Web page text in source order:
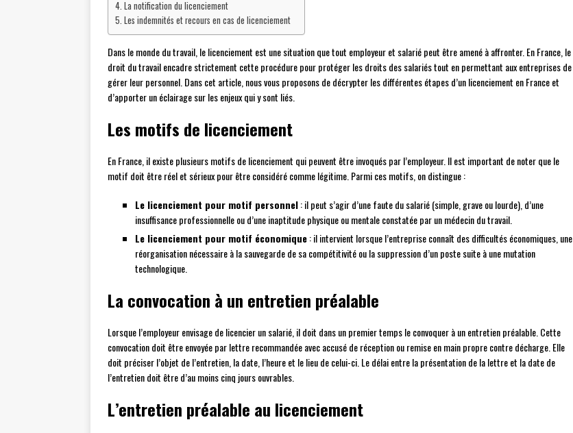
La notification du licenciement
Les indemnités et recours en cas de licenciement
Dans le monde du travail, le licenciement est une situation que tout employeur et salarié peut être amené à affronter. En France, le
droit du travail encadre strictement cette procédure pour protéger les droits des salariés tout en permettant aux entreprises de
gérer leur personnel. Dans cet article, nous vous proposons de décrypter les différentes étapes d’un licenciement en France et
d’apporter un éclairage sur les enjeux qui y sont liés.
Les motifs de licenciement
En France, il existe plusieurs motifs de licenciement qui peuvent être invoqués par l’employeur. Il est important de noter que le
motif doit être réel et sérieux pour être considéré comme légitime. Parmi ces motifs, on distingue :
Le licenciement pour motif personnel: il peut s’agir d’une faute du salarié (simple, grave ou lourde), d’une
insuffisance professionnelle ou d’une inaptitude physique ou mentale constatée par un médecin du travail.
Le licenciement pour motif économique: il intervient lorsque l’entreprise connaît des difficultés économiques, une
réorganisation nécessaire à la sauvegarde de sa compétitivité ou la suppression d’un poste suite à une mutation
technologique.
La convocation à un entretien préalable
Lorsque l’employeur envisage de licencier un salarié, il doit dans un premier temps le convoquer à un entretien préalable. Cette
convocation doit être envoyée par lettre recommandée avec accusé de réception ou remise en main propre contre décharge. Elle
doit préciser l’objet de l’entretien, la date, l’heure et le lieu de celui-ci. Le délai entre la présentation de la lettre et la date de
l’entretien doit être d’au moins cinq jours ouvrables.
L’entretien préalable au licenciement